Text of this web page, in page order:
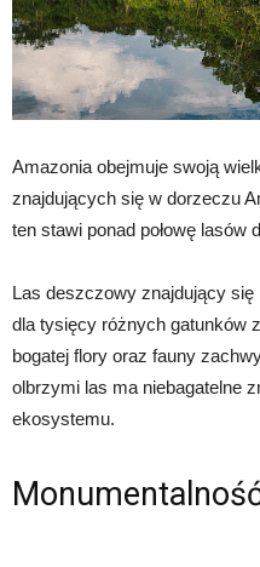
Amazonia obejmuje swoją
znajdujących się w dorzeczu
ten stawi ponad połowę lasów
Las deszczowy znajdujący się
dla tysięcy różnych gatunków
bogatej flory oraz fauny
olbrzymi las ma niebagatelne
ekosystemu.